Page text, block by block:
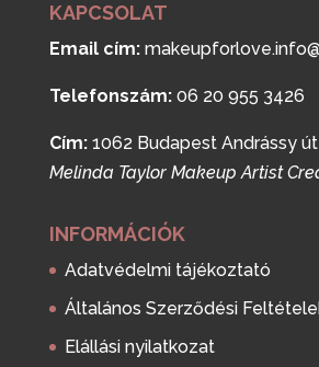
KAPCSOLAT
Email cím:
Telefonszám:06 20 955 3426
Cím:1062 Budapest Andrássy út
Melinda Taylor Makeup Artist
INFORMÁCIÓK
Adatvédelmi tájékoztató
Általános Szerződési
Elállási nyilatkozat